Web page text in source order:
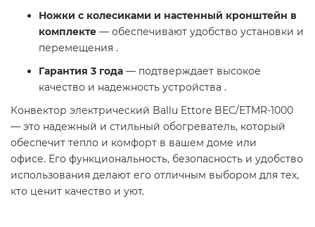
Ножки с колесиками и настенный кронштейн в
комплекте — обеспечивают удобство установки и
перемещения .
Гарантия 3 года — подтверждает высокое
качество и надежность устройства .
Конвектор электрический Ballu Ettore BEC/ETMR-1000
— это надежный и стильный обогреватель, который
обеспечит тепло и комфорт в вашем доме или
офисе. Его функциональность, безопасность и удобство
использования делают его отличным выбором для тех,
кто ценит качество и уют.​